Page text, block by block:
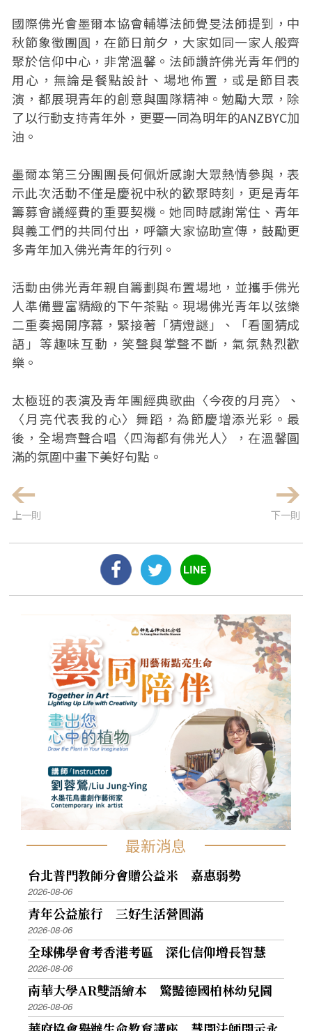
國際佛光會墨爾本協會輔導法師覺旻法師提到，中
秋節象徵團圓，在節日前夕，大家如同一家人般齊
聚於信仰中心，非常溫馨。法師讚許佛光青年們的
用心，無論是餐點設計、場地佈置，或是節目表
演，都展現青年的創意與團隊精神。勉勵大眾，除
了以行動支持青年外，更要一同為明年的ANZBYC加
油。
墨爾本第三分團團長何佩炘感謝大眾熱情參與，表
示此次活動不僅是慶祝中秋的歡聚時刻，更是青年
籌募會議經費的重要契機。她同時感謝常住、青年
與義工們的共同付出，呼籲大家協助宣傳，鼓勵更
多青年加入佛光青年的行列。
活動由佛光青年親自籌劃與布置場地，並攜手佛光
人準備豐富精緻的下午茶點。現場佛光青年以弦樂
二重奏揭開序幕，緊接著「猜燈謎」、「看圖猜成
語」等趣味互動，笑聲與掌聲不斷，氣氛熱烈歡
樂。
太極班的表演及青年團經典歌曲〈今夜的月亮〉、
〈月亮代表我的心〉舞蹈，為節慶增添光彩。最
後，全場齊聲合唱〈四海都有佛光人〉，在溫馨圓
滿的氛圍中畫下美好句點。
上一則 下一則
最新消息
台北普門教師分會贈公益米 嘉惠弱勢
2026-08-06
青年公益旅行 三好生活營圓滿
2026-08-06
全球佛學會考香港考區 深化信仰增長智慧
2026-08-06
南華大學AR雙語繪本 驚豔德國柏林幼兒園
2026-08-06